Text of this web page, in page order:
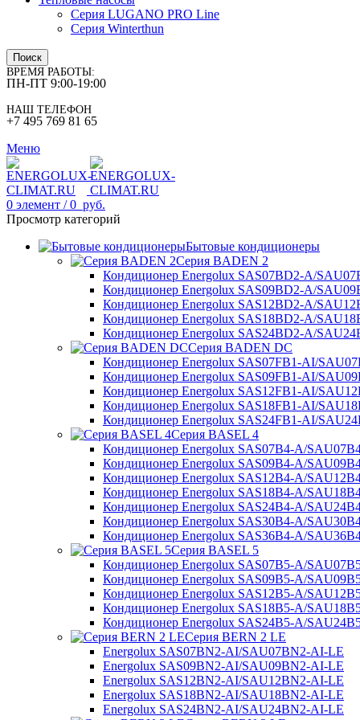
Серия LUGANO PRO Line
Серия Winterthun
Поиск
ВРЕМЯ РАБОТЫ:
ПН-ПТ 9:00-19:00
НАШ ТЕЛЕФОН
+7 495 769 81 65
Меню
0 элемент / 0 руб.
Просмотр категорий
Бытовые кондиционеры
Серия BADEN 2
Кондиционер Energolux SAS07BD2-A/
Кондиционер Energolux SAS09BD2-A/
Кондиционер Energolux SAS12BD2-A/
Кондиционер Energolux SAS18BD2-A/
Кондиционер Energolux SAS24BD2-A/
Серия BADEN DC
Кондиционер Energolux SAS07FB1-AI/
Кондиционер Energolux SAS09FB1-AI/
Кондиционер Energolux SAS12FB1-AI/
Кондиционер Energolux SAS18FB1-AI/
Кондиционер Energolux SAS24FB1-AI/
Серия BASEL 4
Кондиционер Energolux SAS07B4-A/
Кондиционер Energolux SAS09B4-A/
Кондиционер Energolux SAS12B4-A/
Кондиционер Energolux SAS18B4-A/
Кондиционер Energolux SAS24B4-A/
Кондиционер Energolux SAS30B4-A/
Кондиционер Energolux SAS36B4-A/
Серия BASEL 5
Кондиционер Energolux SAS07B5-A/
Кондиционер Energolux SAS09B5-A/
Кондиционер Energolux SAS12B5-A/
Кондиционер Energolux SAS18B5-A/
Кондиционер Energolux SAS24B5-A/
Серия BERN 2 LE
Energolux SAS07BN2-AI/SAU07BN2-AI-LE
Energolux SAS09BN2-AI/SAU09BN2-AI-LE
Energolux SAS12BN2-AI/SAU12BN2-AI-LE
Energolux SAS18BN2-AI/SAU18BN2-AI-LE
Energolux SAS24BN2-AI/SAU24BN2-AI-LE